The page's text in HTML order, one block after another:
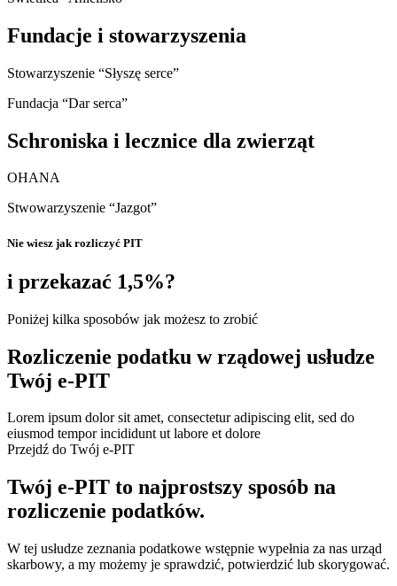
Fundacje i stowarzyszenia
Stowarzyszenie “Słyszę serce”
Fundacja “Dar serca”
Schroniska i lecznice dla zwierząt
OHANA
Stwowarzyszenie “Jazgot”
Nie wiesz jak rozliczyć PIT
i przekazać 1,5%?
Poniżej kilka sposobów jak możesz to zrobić
Rozliczenie podatku w rządowej usłudze
Twój e-PIT
Lorem ipsum dolor sit amet, consectetur adipiscing elit, sed do
eiusmod tempor incididunt ut labore et dolore
Przejdź do Twój e-PIT
Twój e-PIT to najprostszy sposób na
rozliczenie podatków.
W tej usłudze zeznania podatkowe wstępnie wypełnia za nas urząd
skarbowy, a my możemy je sprawdzić, potwierdzić lub skorygować.